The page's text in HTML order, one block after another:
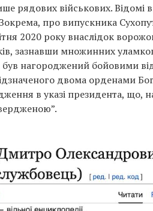
рядових військових. Відомі
про випускника
2020 року внаслідок
зазнавши множинних
був нагороджений бойовими
двома орденами
в указі президента, що,